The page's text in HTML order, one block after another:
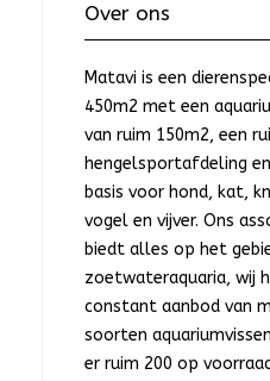
Over ons
Matavi is een
450m2 met een
van ruim 150m2, een
hengelsportafdeling
basis voor hond, kat,
vogel en vijver. Ons
biedt alles op het
zoetwateraquaria, wij
constant aanbod van
soorten
er ruim 200 op